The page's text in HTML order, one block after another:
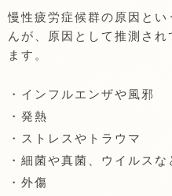
慢性疲労症候群の原因と
んが、原因として推測さ
ます。
・インフルエンザや風邪
・発熱
・ストレスやトラウマ
・細菌や真菌、ウイルス
・外傷